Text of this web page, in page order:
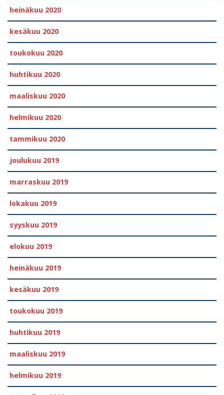
heinäkuu 2020
kesäkuu 2020
toukokuu 2020
huhtikuu 2020
maaliskuu 2020
helmikuu 2020
tammikuu 2020
joulukuu 2019
marraskuu 2019
lokakuu 2019
syyskuu 2019
elokuu 2019
heinäkuu 2019
kesäkuu 2019
toukokuu 2019
huhtikuu 2019
maaliskuu 2019
helmikuu 2019